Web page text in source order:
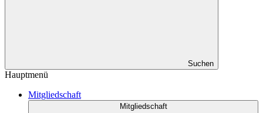
Suchen
Hauptmenü
Mitgliedschaft
Mitgliedschaft